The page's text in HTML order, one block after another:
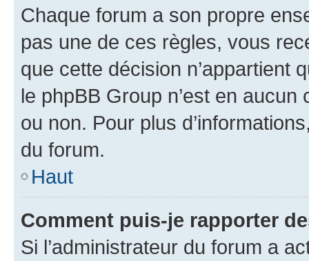
Chaque forum a son propre
pas une de ces règles, vous
que cette décision n’appartient
le phpBB Group n’est en
ou non. Pour plus
du forum.
Haut
Comment puis-je rapporter
Si l’administrateur du forum a